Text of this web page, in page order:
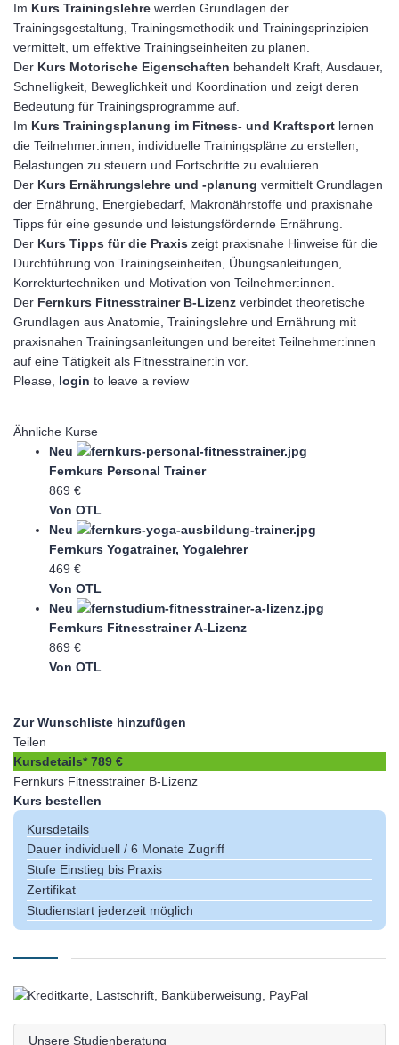
Im Kurs Trainingslehre werden Grundlagen der
Trainingsgestaltung, Trainingsmethodik und Trainingsprinzipien
vermittelt, um effektive Trainingseinheiten zu planen.
Der Kurs Motorische Eigenschaften behandelt Kraft, Ausdauer,
Schnelligkeit, Beweglichkeit und Koordination und zeigt deren
Bedeutung für Trainingsprogramme auf.
Im Kurs Trainingsplanung im Fitness- und Kraftsport lernen
die Teilnehmer:innen, individuelle Trainingspläne zu erstellen,
Belastungen zu steuern und Fortschritte zu evaluieren.
Der Kurs Ernährungslehre und ‑planung vermittelt Grundlagen
der Ernährung, Energiebedarf, Makronährstoffe und praxisnahe
Tipps für eine gesunde und leistungsfördernde Ernährung.
Der Kurs Tipps für die Praxis zeigt praxisnahe Hinweise für die
Durchführung von Trainingseinheiten, Übungsanleitungen,
Korrekturtechniken und Motivation von Teilnehmer:innen.
Der Fernkurs Fitnesstrainer B-Lizenz verbindet theoretische
Grundlagen aus Anatomie, Trainingslehre und Ernährung mit
praxisnahen Trainingsanleitungen und bereitet Teilnehmer:innen
auf eine Tätigkeit als Fitnesstrainer:in vor.
Please, login to leave a review
Ähnliche Kurse
Neu
Fernkurs Personal Trainer
869 €
Von OTL
Neu
Fernkurs Yogatrainer, Yogalehrer
469 €
Von OTL
Neu
Fernkurs Fitnesstrainer A-Lizenz
869 €
Von OTL
Zur Wunschliste hinzufügen
Teilen
Kursdetails* 789 €
Fernkurs Fitnesstrainer B-Lizenz
Kurs bestellen
Kursdetails
Dauer individuell / 6 Monate Zugriff
Stufe Einstieg bis Praxis
Zertifikat
Studienstart jederzeit möglich
Unsere Studienberatung